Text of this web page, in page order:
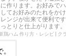
作ります。お好みで
てお好みのたれをか
ンジが出来て便利で
とりと仕上がります。
鶏ハム 作り方・レシピ | ク